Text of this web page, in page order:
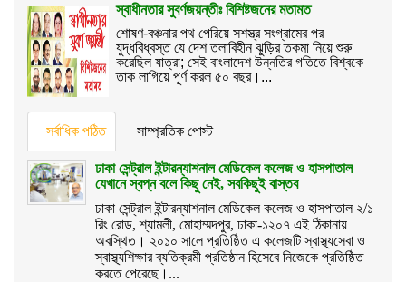
স্বাধীনতার সুবর্ণজয়ন্তীঃ বিশিষ্টজনের মতামত
শোষণ-বঞ্চনার পথ পেরিয়ে সশস্ত্র সংগ্রামের পর
যুদ্ধবিধ্বস্ত যে দেশ তলাবিহীন ঝুড়ির তকমা নিয়ে শুরু
করেছিল যাত্রা; সেই বাংলাদেশ উন্নতির গতিতে বিশ্বকে
তাক লাগিয়ে পূর্ণ করল ৫০ বছর।...
সর্বাধিক পঠিত সাম্প্রতিক পোস্ট
ঢাকা সেন্ট্রাল ইন্টারন্যাশনাল মেডিকেল কলেজ ও হাসপাতাল
যেখানে স্বপ্ন বলে কিছু নেই, সবকিছুই বাস্তব
ঢাকা সেন্ট্রাল ইন্টারন্যাশনাল মেডিকেল কলেজ ও হাসপাতাল ২/১
রিং রোড, শ্যামলী, মোহাম্মদপুর, ঢাকা-১২০৭ এই ঠিকানায়
অবস্থিত। ২০১০ সালে প্রতিষ্ঠিত এ কলেজটি স্বাস্থ্যসেবা ও
স্বাস্থ্যশিক্ষার ব্যতিক্রমী প্রতিষ্ঠান হিসেবে নিজেকে প্রতিষ্ঠিত
করতে পেরেছে।...